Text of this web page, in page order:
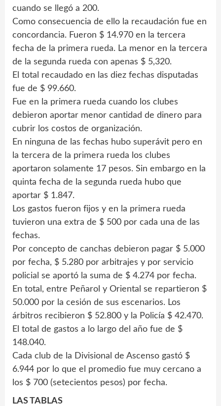
cuando se llegó a 200.
Como consecuencia de ello la recaudación fue en
concordancia. Fueron $ 14.970 en la tercera
fecha de la primera rueda. La menor en la tercera
de la segunda rueda con apenas $ 5,320.
El total recaudado en las diez fechas disputadas
fue de $ 99.660.
Fue en la primera rueda cuando los clubes
debieron aportar menor cantidad de dinero para
cubrir los costos de organización.
En ninguna de las fechas hubo superávit pero en
la tercera de la primera rueda los clubes
aportaron solamente 17 pesos. Sin embargo en la
quinta fecha de la segunda rueda hubo que
aportar $ 1.847.
Los gastos fueron fijos y en la primera rueda
tuvieron una extra de $ 500 por cada una de las
fechas.
Por concepto de canchas debieron pagar $ 5.000
por fecha, $ 5.280 por arbitrajes y por servicio
policial se aportó la suma de $ 4.274 por fecha.
En total, entre Peñarol y Oriental se repartieron $
50.000 por la cesión de sus escenarios. Los
árbitros recibieron $ 52.800 y la Policía $ 42.470.
El total de gastos a lo largo del año fue de $
148.040.
Cada club de la Divisional de Ascenso gastó $
6.944 por lo que el promedio fue muy cercano a
los $ 700 (setecientos pesos) por fecha.
LAS TABLAS